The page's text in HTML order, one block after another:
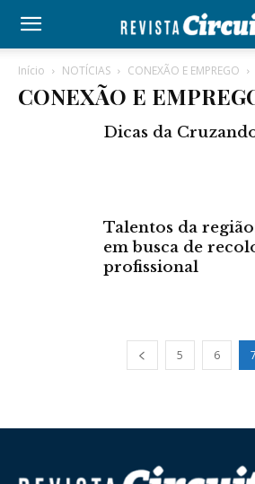
Início NOTÍCIAS CONEXÃO E EMPREGO
CONEXÃO E
Dicas da
Talentos da
em busca de
profissional
5 6 7